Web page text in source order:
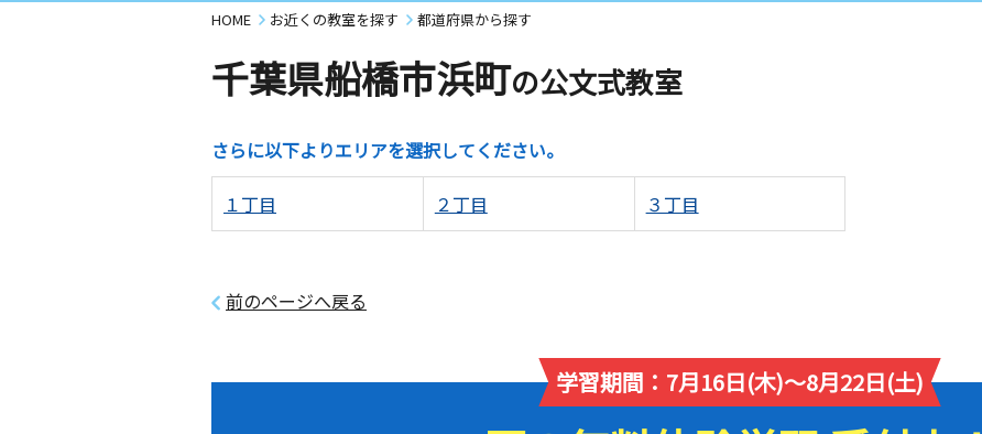
HOME お近くの教室を探す 都道府県から探す
千葉県船橋市浜町の公文式教室
さらに以下よりエリアを選択してください。
１丁目 ２丁目 ３丁目
前のページへ戻る
学習期間：7月16日(木)～8月22日(土)